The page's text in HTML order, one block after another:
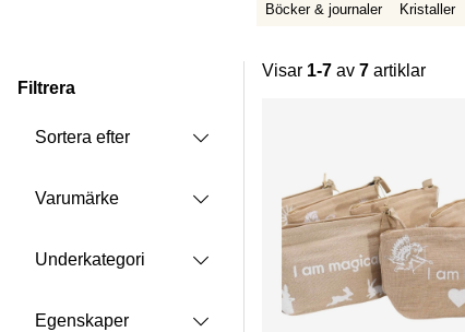
Böcker & journaler Kristaller
Filtrera
Sortera efter
Varumärke
Underkategori
Egenskaper
Visar 1-7 av 7 artiklar